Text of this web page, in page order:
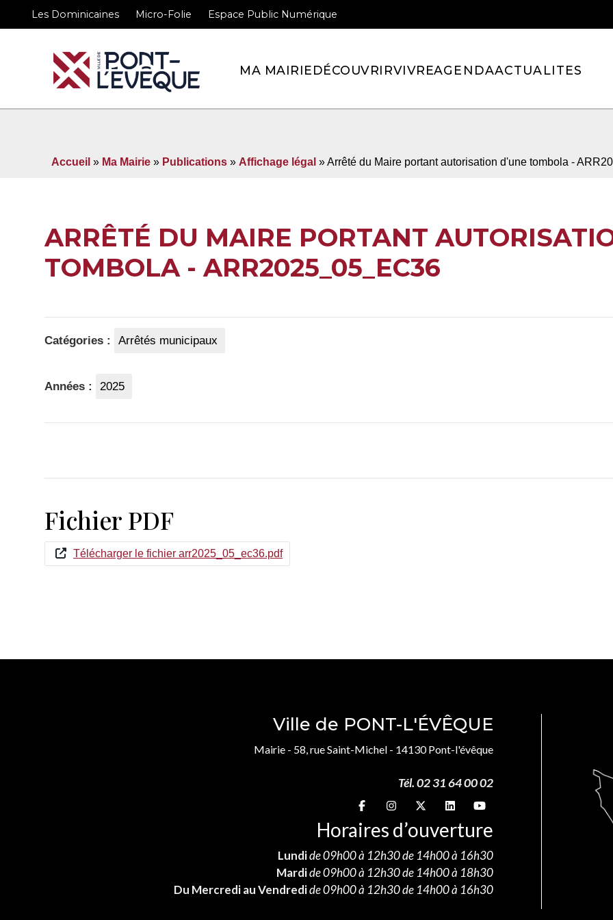
Les Dominicaines Micro-Folie Espace Public Numérique
MA MAIRIEDÉCOUVRIRVIVREAGENDAACTUALITES
Accueil » Ma Mairie » Publications » Affichage légal » Arrêté du Maire portant autorisation d'une tombola -
ARRÊTÉ DU MAIRE PORTANT
TOMBOLA - ARR2025_05_EC36
Catégories : Arrêtés municipaux
Années : 2025
Fichier PDF
Télécharger le fichier arr2025_05_ec36.pdf
Ville de PONT-L'ÉVÊQUE
Mairie - 58, rue Saint-Michel - 14130 Pont-l'évêque
Tél. 02 31 64 00 02
Suivez-nous sur
Suivez-nous sur
Suivez-nous sur
Suivez-nous sur
Suivez-nous sur
Horaires d’ouverture
Lundide 09h00 à 12h30 de 14h00 à 16h30
Mardide 09h00 à 12h30 de 14h00 à 18h30
Du Mercredi au Vendredide 09h00 à 12h30 de 14h00 à 16h30